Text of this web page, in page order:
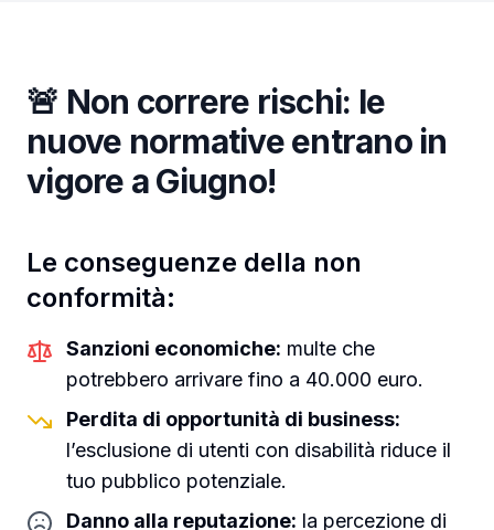
🚨 Non correre rischi: le
nuove normative entrano in
vigore a Giugno!
Le conseguenze della non
conformità:
Sanzioni economiche: multe che
potrebbero arrivare fino a 40.000 euro.
Perdita di opportunità di business:
l’esclusione di utenti con disabilità riduce il
tuo pubblico potenziale.
Danno alla reputazione: la percezione di